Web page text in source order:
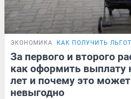
ЭКОНОМИКА КАК ПОЛУЧИТЬ
За первого и второго
как оформить выплату
лет и почему это
невыгодно